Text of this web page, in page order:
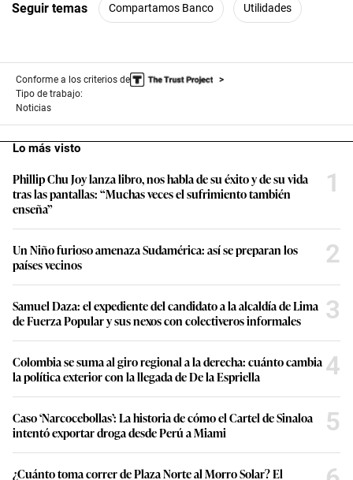
Seguir temas Compartamos Banco Utilidades
Conforme a los criterios de
Tipo de trabajo:
Noticias
Lo más visto
Phillip Chu Joy lanza libro, nos habla de su éxito y de su vida
tras las pantallas: “Muchas veces el sufrimiento también
enseña”
1
Un Niño furioso amenaza Sudamérica: así se preparan los
países vecinos
2
Samuel Daza: el expediente del candidato a la alcaldía de Lima
de Fuerza Popular y sus nexos con colectiveros informales
3
Colombia se suma al giro regional a la derecha: cuánto cambia
la política exterior con la llegada de De la Espriella
4
Caso ‘Narcocebollas’: La historia de cómo el Cartel de Sinaloa
intentó exportar droga desde Perú a Miami
5
¿Cuánto toma correr de Plaza Norte al Morro Solar? El